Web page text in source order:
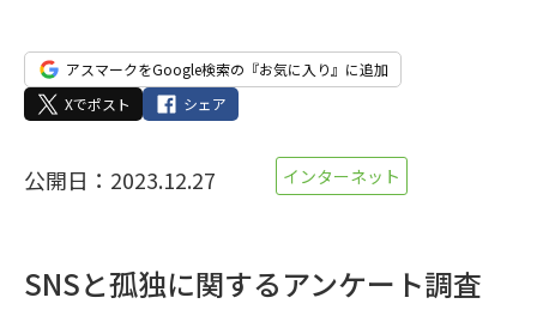
アスマークをGoogle検索の『お気に入り』に追加
Xでポスト
シェア
公開日：2023.12.27 インターネット
SNSと孤独に関するアンケート調査